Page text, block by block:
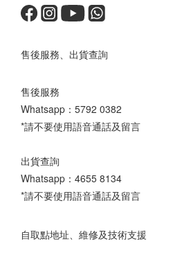
售後服務、出貨查詢
售後服務
Whatsapp： 5792 0382
*請不要使用語音通話及留言
出貨查詢
Whatsapp： 4655 8134
*請不要使用語音通話及留言
自取點地址、維修及技術支援